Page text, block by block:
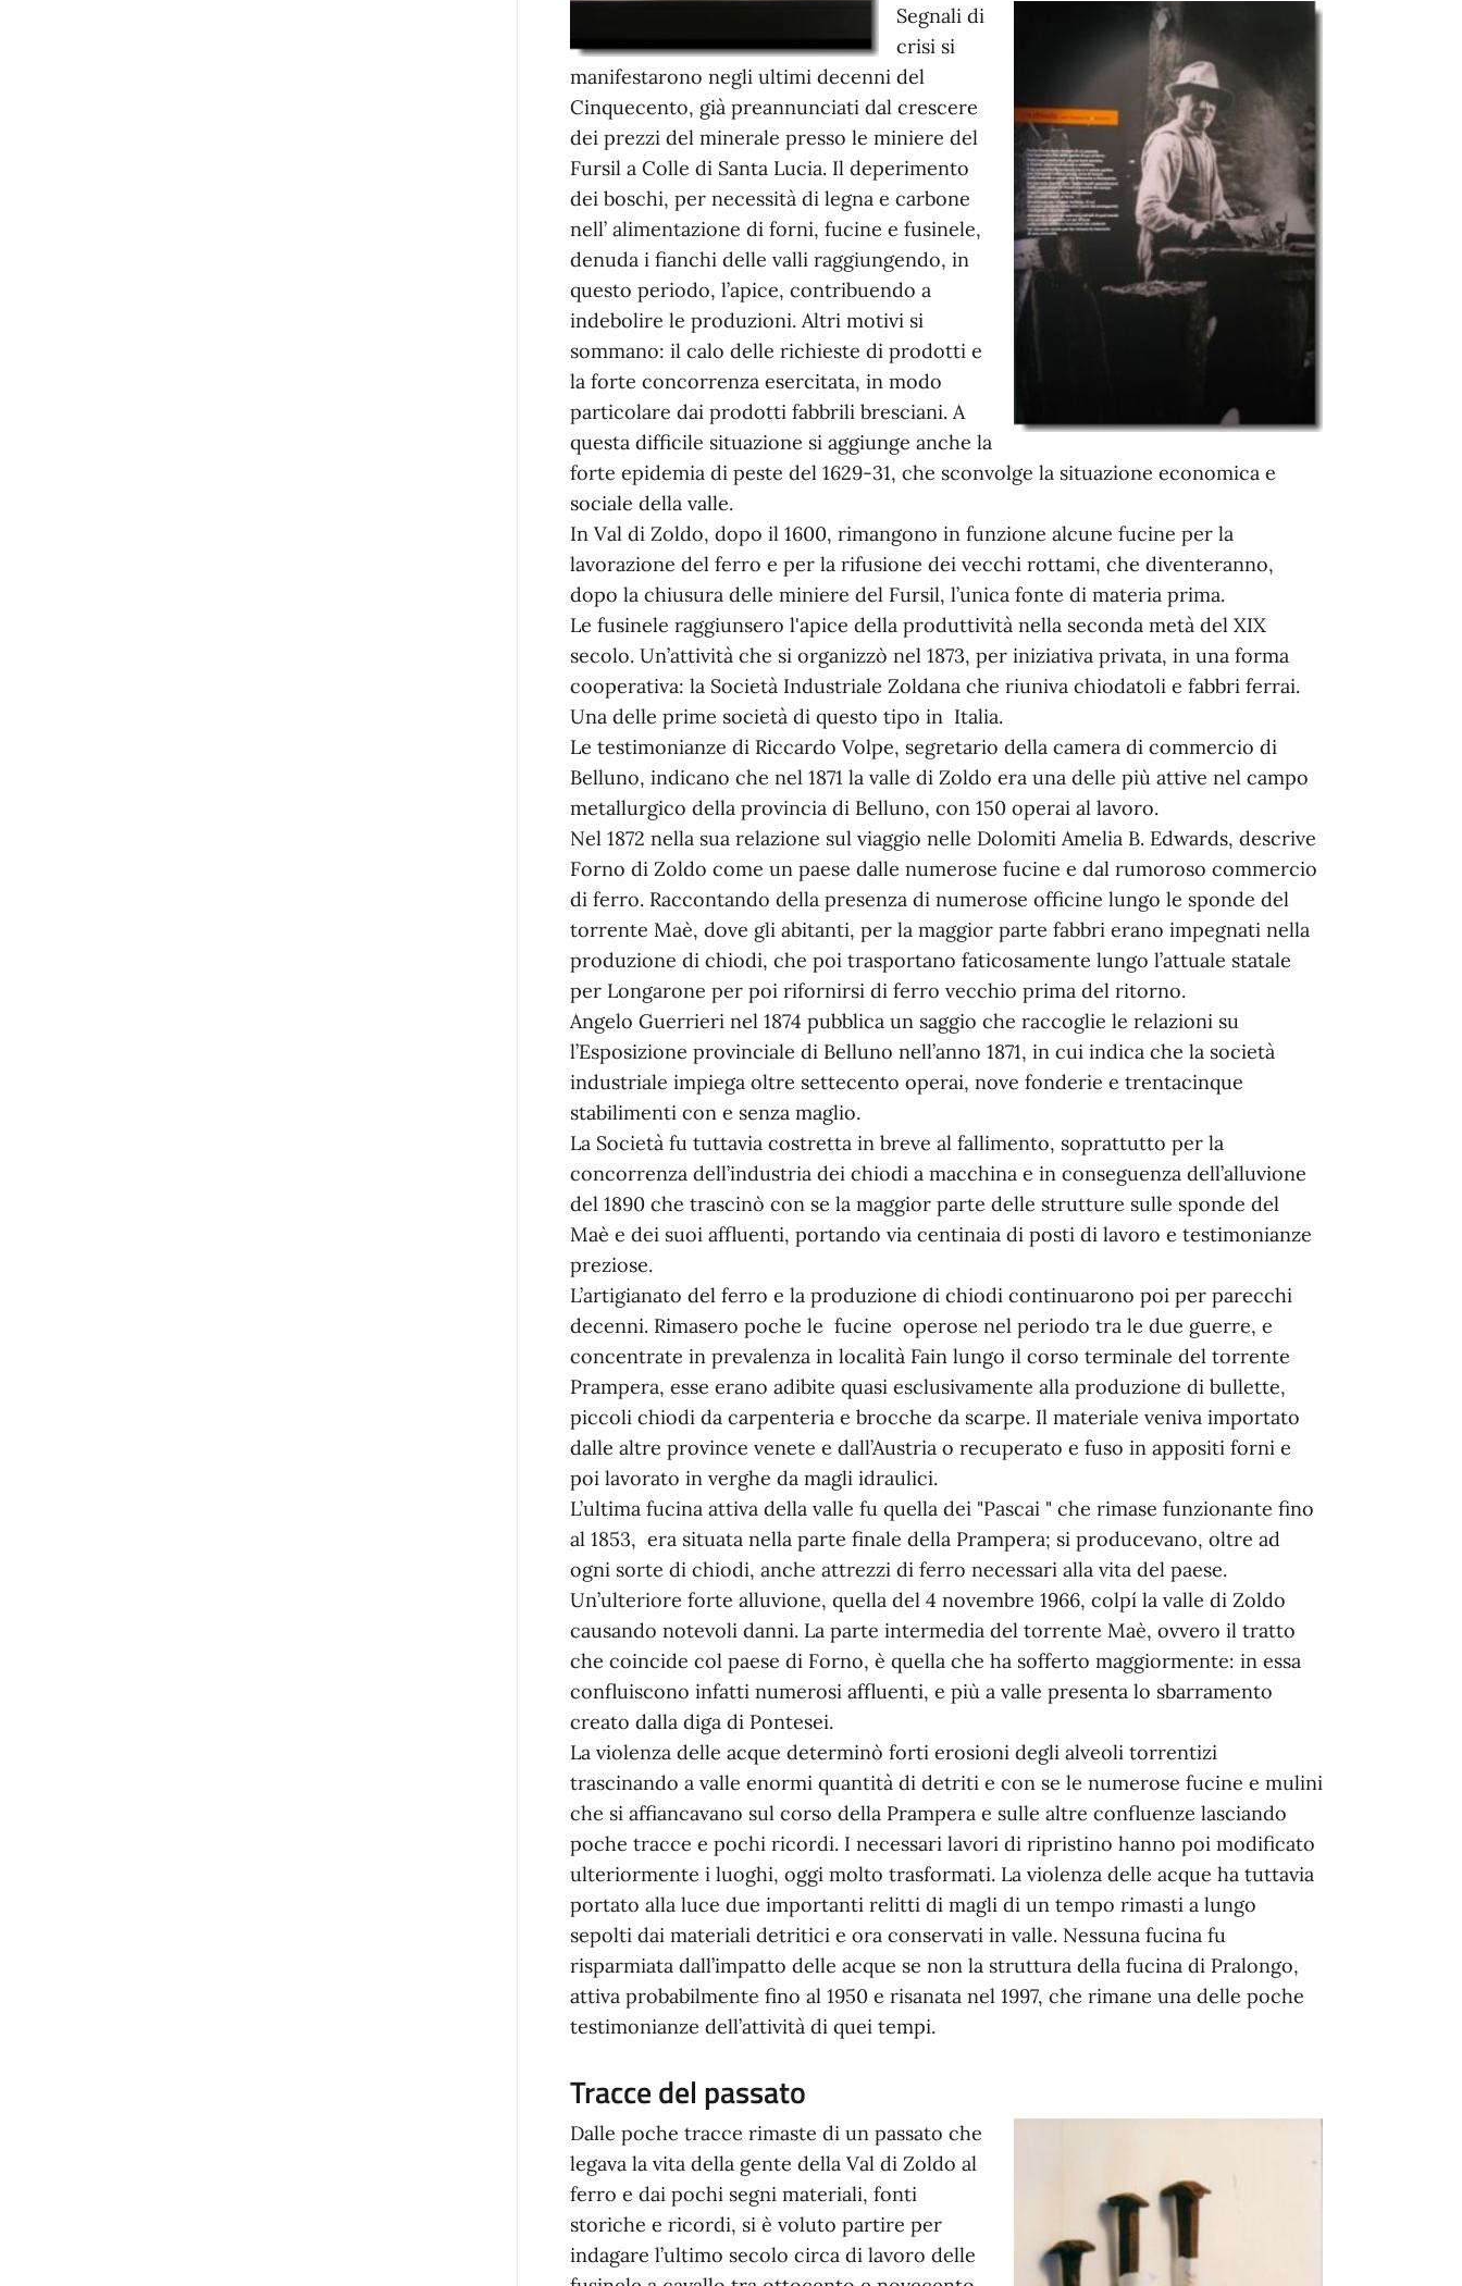
Segnali di
crisi si
manifestarono negli ultimi decenni del
Cinquecento, già preannunciati dal crescere
dei prezzi del minerale presso le miniere del
Fursil a Colle di Santa Lucia. Il deperimento
dei boschi, per necessità di legna e carbone
nell’ alimentazione di forni, fucine e fusinele,
denuda i fianchi delle valli raggiungendo, in
questo periodo, l’apice, contribuendo a
indebolire le produzioni. Altri motivi si
sommano: il calo delle richieste di prodotti e
la forte concorrenza esercitata, in modo
particolare dai prodotti fabbrili bresciani. A
questa difficile situazione si aggiunge anche la
forte epidemia di peste del 1629-31, che sconvolge la situazione economica e
sociale della valle.
In Val di Zoldo, dopo il 1600, rimangono in funzione alcune fucine per la
lavorazione del ferro e per la rifusione dei vecchi rottami, che diventeranno,
dopo la chiusura delle miniere del Fursil, l’unica fonte di materia prima.
Le fusinele raggiunsero l'apice della produttività nella seconda metà del XIX
secolo. Un’attività che si organizzò nel 1873, per iniziativa privata, in una forma
cooperativa: la Società Industriale Zoldana che riuniva chiodatoli e fabbri ferrai.
Una delle prime società di questo tipo in Italia.
Le testimonianze di Riccardo Volpe, segretario della camera di commercio di
Belluno, indicano che nel 1871 la valle di Zoldo era una delle più attive nel campo
metallurgico della provincia di Belluno, con 150 operai al lavoro.
Nel 1872 nella sua relazione sul viaggio nelle Dolomiti Amelia B. Edwards, descrive
Forno di Zoldo come un paese dalle numerose fucine e dal rumoroso commercio
di ferro. Raccontando della presenza di numerose officine lungo le sponde del
torrente Maè, dove gli abitanti, per la maggior parte fabbri erano impegnati nella
produzione di chiodi, che poi trasportano faticosamente lungo l’attuale statale
per Longarone per poi rifornirsi di ferro vecchio prima del ritorno.
Angelo Guerrieri nel 1874 pubblica un saggio che raccoglie le relazioni su
l’Esposizione provinciale di Belluno nell’anno 1871, in cui indica che la società
industriale impiega oltre settecento operai, nove fonderie e trentacinque
stabilimenti con e senza maglio.
La Società fu tuttavia costretta in breve al fallimento, soprattutto per la
concorrenza dell’industria dei chiodi a macchina e in conseguenza dell’alluvione
del 1890 che trascinò con se la maggior parte delle strutture sulle sponde del
Maè e dei suoi affluenti, portando via centinaia di posti di lavoro e testimonianze
preziose.
L’artigianato del ferro e la produzione di chiodi continuarono poi per parecchi
decenni. Rimasero poche le fucine operose nel periodo tra le due guerre, e
concentrate in prevalenza in località Fain lungo il corso terminale del torrente
Prampera, esse erano adibite quasi esclusivamente alla produzione di bullette,
piccoli chiodi da carpenteria e brocche da scarpe. Il materiale veniva importato
dalle altre province venete e dall’Austria o recuperato e fuso in appositi forni e
poi lavorato in verghe da magli idraulici.
L’ultima fucina attiva della valle fu quella dei "Pascai " che rimase funzionante fino
al 1853, era situata nella parte finale della Prampera; si producevano, oltre ad
ogni sorte di chiodi, anche attrezzi di ferro necessari alla vita del paese.
Un’ulteriore forte alluvione, quella del 4 novembre 1966, colpí la valle di Zoldo
causando notevoli danni. La parte intermedia del torrente Maè, ovvero il tratto
che coincide col paese di Forno, è quella che ha sofferto maggiormente: in essa
confluiscono infatti numerosi affluenti, e più a valle presenta lo sbarramento
creato dalla diga di Pontesei.
La violenza delle acque determinò forti erosioni degli alveoli torrentizi
trascinando a valle enormi quantità di detriti e con se le numerose fucine e mulini
che si affiancavano sul corso della Prampera e sulle altre confluenze lasciando
poche tracce e pochi ricordi. I necessari lavori di ripristino hanno poi modificato
ulteriormente i luoghi, oggi molto trasformati. La violenza delle acque ha tuttavia
portato alla luce due importanti relitti di magli di un tempo rimasti a lungo
sepolti dai materiali detritici e ora conservati in valle. Nessuna fucina fu
risparmiata dall’impatto delle acque se non la struttura della fucina di Pralongo,
attiva probabilmente fino al 1950 e risanata nel 1997, che rimane una delle poche
testimonianze dell’attività di quei tempi.
Tracce del passato
Dalle poche tracce rimaste di un passato che
legava la vita della gente della Val di Zoldo al
ferro e dai pochi segni materiali, fonti
storiche e ricordi, si è voluto partire per
indagare l’ultimo secolo circa di lavoro delle